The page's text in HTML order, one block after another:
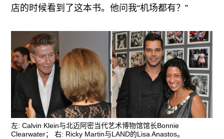
店的时候看到了这本书。他问我“机场都有？”
左: Calvin Klein与北迈阿密当代艺术博物馆馆长Bonnie
Clearwater； 右: Ricky Martin与LAND的Lisa Anastos。